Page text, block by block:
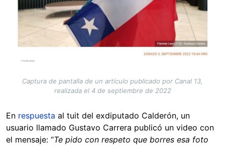
Captura de pantalla de un artículo publicado por Canal 13,
realizada el 4 de septiembre de 2022
En respuesta al tuit del exdiputado Calderón, un
usuario llamado Gustavo Carrera publicó un video con
el mensaje: “Te pido con respeto que borres esa foto